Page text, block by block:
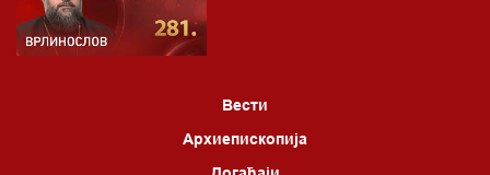
Вести
Архиепископија